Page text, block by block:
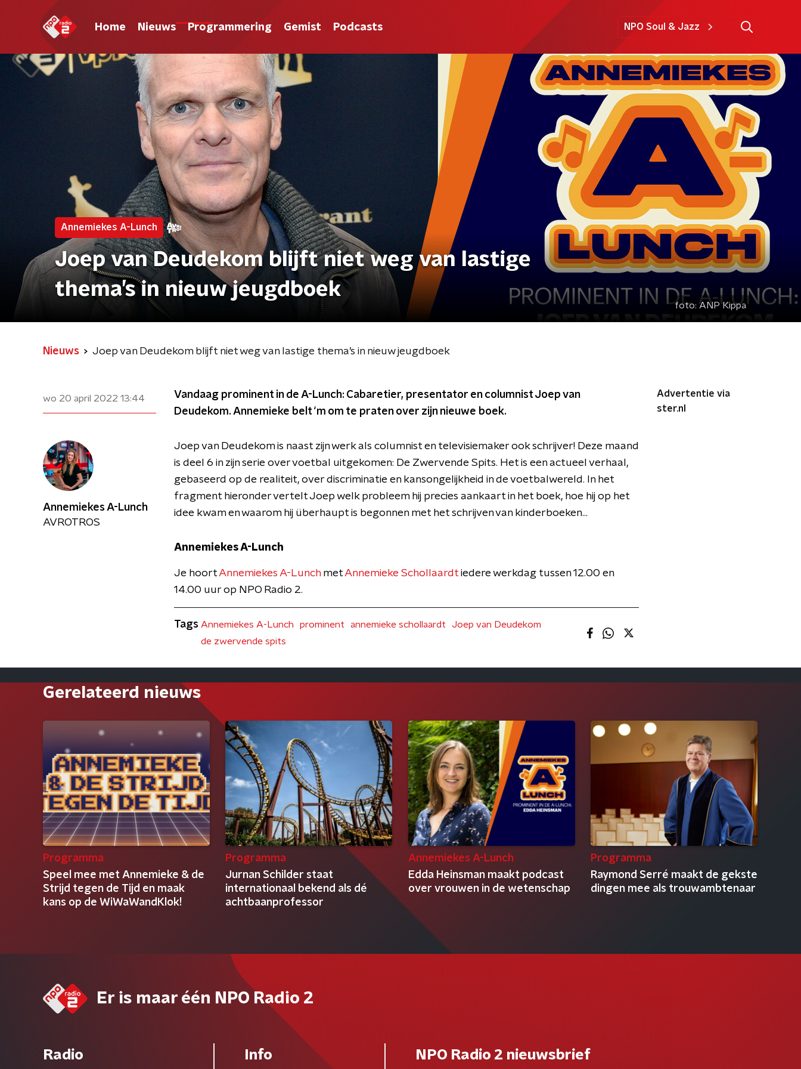
Home Nieuws Programmering Gemist Podcasts NPO Soul & Jazz
Annemiekes A-Lunch
Joep van Deudekom blijft niet weg van lastige
thema’s in nieuw jeugdboek
foto: ANP Kippa
Nieuws Joep van Deudekom blijft niet weg van lastige thema’s in nieuw jeugdboek
wo 20 april 2022 13:44
Vandaag prominent in de A-Lunch: Cabaretier, presentator en columnist Joep van
Deudekom. Annemieke belt ‘m om te praten over zijn nieuwe boek.
Joep van Deudekom is naast zijn werk als columnist en televisiemaker ook schrijver! Deze maand
is deel 6 in zijn serie over voetbal uitgekomen: De Zwervende Spits. Het is een actueel verhaal,
gebaseerd op de realiteit, over discriminatie en kansongelijkheid in de voetbalwereld. In het
fragment hieronder vertelt Joep welk probleem hij precies aankaart in het boek, hoe hij op het
idee kwam en waarom hij überhaupt is begonnen met het schrijven van kinderboeken...
Annemiekes A-Lunch
Je hoortAnnemiekes A-Lunch metAnnemieke Schollaardt iedere werkdag tussen 12.00 en
14.00 uur op NPO Radio 2.
Advertentie via
ster.nl
Annemiekes A-Lunch
AVROTROS
Tags Annemiekes A-Lunch prominent annemieke schollaardt
Joep van Deudekom
de zwervende spits
Gerelateerd nieuws
Programma
Speel mee met Annemieke & de
Strijd tegen de Tijd en maak
kans op de WiWaWandKlok!
Programma
Jurnan Schilder staat
internationaal bekend als dé
achtbaanprofessor
Annemiekes A-Lunch
Edda Heinsman maakt podcast
over vrouwen in de wetenschap
Programma
Raymond Serré maakt de gekste
dingen mee als trouwambtenaar
Er is maar één NPO Radio 2
Radio Info NPO Radio 2 nieuwsbrief